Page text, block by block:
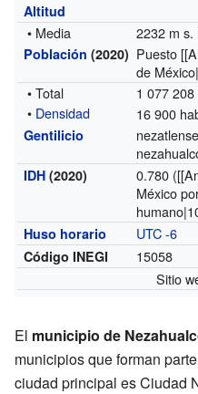
Altitud
• Media 2232 m s.
Población (2020) Puesto
de
• Total
1 077 208
• Densidad 16 900
Gentilicio
nezatlense
IDH (2020)
0.780
México
Huso horario
UTC -6
Código INEGI
15058
Sitio
El municipio de
municipios que forman
ciudad principal es Ciudad